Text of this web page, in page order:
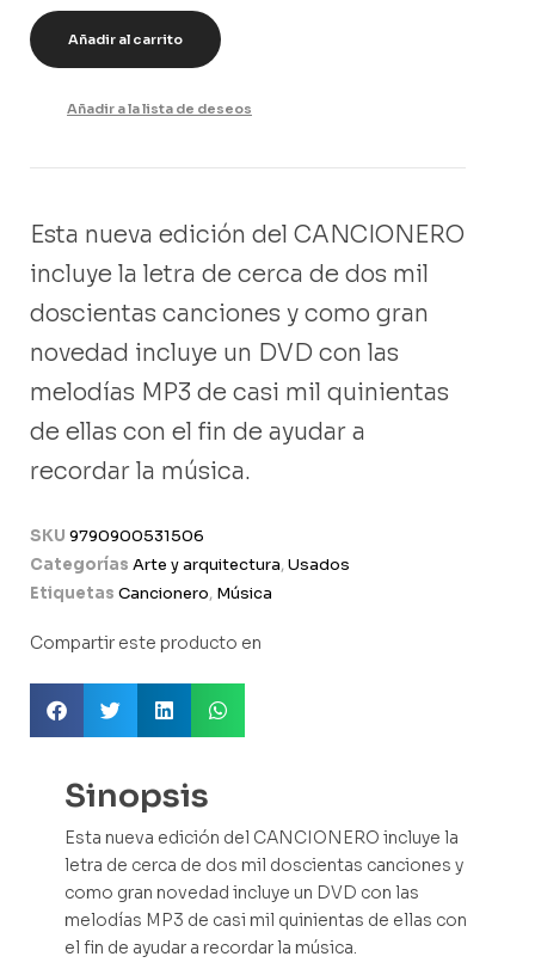
Añadir al carrito
Añadir a la lista de deseos
Esta nueva edición del CANCIONERO
incluye la letra de cerca de dos mil
doscientas canciones y como gran
novedad incluye un DVD con las
melodías MP3 de casi mil quinientas
de ellas con el fin de ayudar a
recordar la música.
SKU 9790900531506
Categorías Arte y arquitectura,Usados
Etiquetas Cancionero, Música
Compartir este producto en
Sinopsis
Esta nueva edición del CANCIONERO incluye la
letra de cerca de dos mil doscientas canciones y
como gran novedad incluye un DVD con las
melodías MP3 de casi mil quinientas de ellas con
el fin de ayudar a recordar la música.